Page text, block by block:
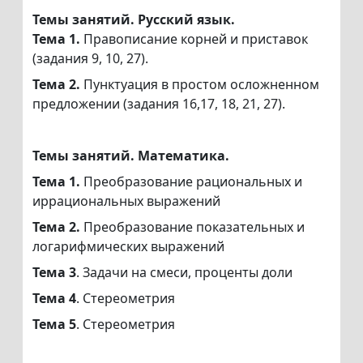
Темы занятий. Русский язык.
Тема 1. Правописание корней и приставок
(задания 9, 10, 27).
Тема 2. Пунктуация в простом осложненном
предложении (задания 16,17, 18, 21, 27).
Темы занятий. Математика.
Тема 1. Преобразование рациональных и
иррациональных выражений
Тема 2. Преобразование показательных и
логарифмических выражений
Тема 3. Задачи на смеси, проценты доли
Тема 4. Стереометрия
Тема 5. Стереометрия